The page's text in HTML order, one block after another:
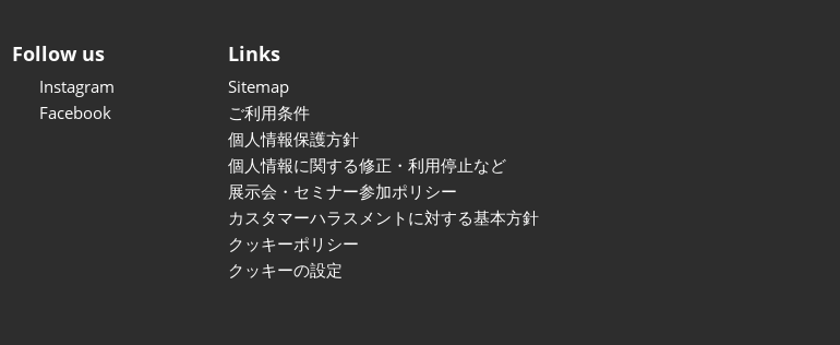
Follow us
Instagram
Facebook
Links
Sitemap
ご利用条件
個人情報保護方針
個人情報に関する修正・利用停止など
展示会・セミナー参加ポリシー
カスタマーハラスメントに対する基本方針
クッキーポリシー
クッキーの設定